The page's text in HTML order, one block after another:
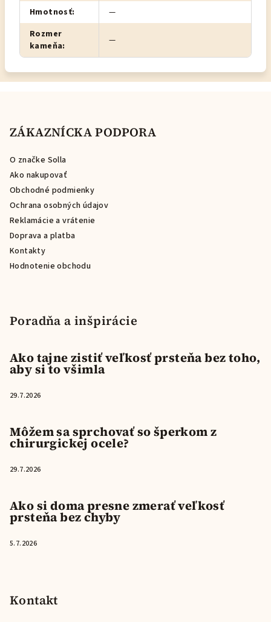
Hmotnosť:
—
Rozmer
kameňa: —
ZÁKAZNÍCKA PODPORA
O značke Solla
Ako nakupovať
Obchodné podmienky
Ochrana osobných údajov
Reklamácie a vrátenie
Doprava a platba
Kontakty
Hodnotenie obchodu
Poradňa a inšpirácie
Ako tajne zistiť veľkosť prsteňa bez toho,
aby si to všimla
29.7.2026
Môžem sa sprchovať so šperkom z
chirurgickej ocele?
29.7.2026
Ako si doma presne zmerať veľkosť
prsteňa bez chyby
5.7.2026
Kontakt